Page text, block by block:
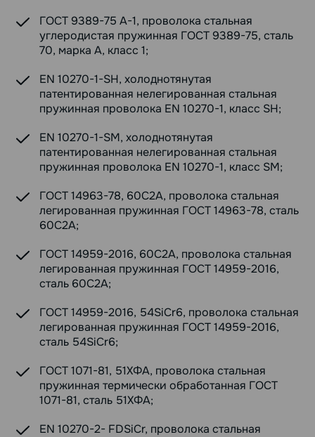
ГОСТ 9389-75 А-1, проволока стальная
углеродистая пружинная ГОСТ 9389-75, сталь
70, марка А, класс 1;
EN 10270-1-SH, холоднотянутая
патентированная нелегированная стальная
пружинная проволока EN 10270-1, класс SH;
EN 10270-1-SM, холоднотянутая
патентированная нелегированная стальная
пружинная проволока EN 10270-1, класс SM;
ГОСТ 14963-78, 60С2А, проволока стальная
легированная пружинная ГОСТ 14963-78, сталь
60С2А;
ГОСТ 14959-2016, 60С2А, проволока стальная
легированная пружинная ГОСТ 14959-2016,
сталь 60С2А;
ГОСТ 14959-2016, 54SiCr6, проволока стальная
легированная пружинная ГОСТ 14959-2016,
сталь 54SiCr6;
ГОСТ 1071-81, 51ХФА, проволока стальная
пружинная термически обработанная ГОСТ
1071-81, сталь 51ХФА;
EN 10270-2- FDSiCr, проволока стальная